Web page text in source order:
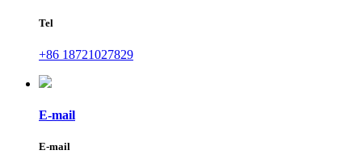
Tel
+86 18721027829
E-mail
E-mail